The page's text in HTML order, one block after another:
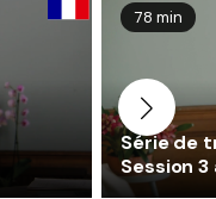
78 min
Série de
Session